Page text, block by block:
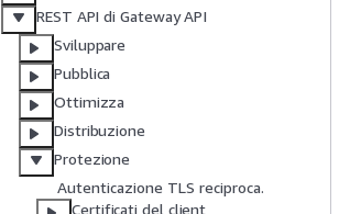
REST API di Gateway API
Sviluppare
Pubblica
Ottimizza
Distribuzione
Protezione
Autenticazione TLS reciproca.
Certificati del client